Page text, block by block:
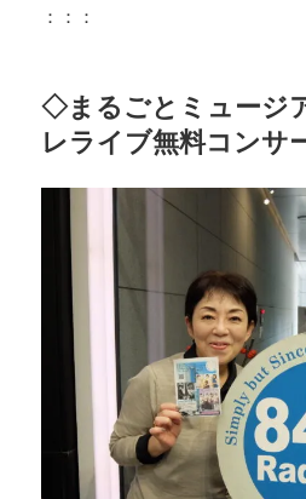
：：：
◇まるごとミュージ
レライブ無料コンサ